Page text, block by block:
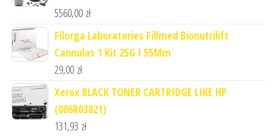
5560,00 zł
Filorga Laboratories Fillmed Bionutrilift
Cannulas 1 Kit 25G I 55Mm
29,00 zł
Xerox BLACK TONER CARTRIDGE LIKE HP
(006R03821)
131,93 zł